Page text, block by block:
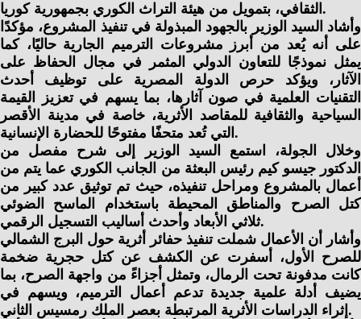
الثقافي، بتمويل من هيئة التراث الكوري بجمهورية كوريا.
وأشاد السيد الوزير بالجهود المبذولة في تنفيذ المشروع، مؤكدًا
على أنه يُعد من أبرز مشروعات الترميم الجارية حاليًا، كما
يمثل نموذجًا للتعاون الدولي المثمر في مجال الحفاظ على
الآثار، ويؤكد حرص الدولة المصرية على توظيف أحدث
التقنيات العلمية في صون آثارها، بما يسهم في تعزيز القيمة
السياحية والثقافية للمقاصد الأثرية، خاصة في مدينة الأقصر
التي تُعد متحفًا مفتوحًا للحضارة الإنسانية.
وخلال الجولة، استمع السيد الوزير إلى شرح مفصل من
الدكتور جيسو كيم رئيس البعثة من الجانب الكوري عما يتم من
أعمال بالمشروع ومراحل تنفيذه، حيث تم توثيق عدد كبير من
كتل الصرح والمناطق المحيطة باستخدام الماسح الضوئي
ثلاثي الأبعاد وأحدث أساليب التسجيل الرقمي.
وأشار أن الأعمال شملت تنفيذ حفائر أثرية حول البرج الشمالي
للصرح الأول، أسفرت عن الكشف عن كتل حجرية ضخمة
كانت مدفونة تحت الرمال، وتمثل أجزاءً من واجهة الصرح، بما
يضيف أدلة علمية جديدة تدعم أعمال الترميم، ويسهم في
إثراء الدراسات الأثرية المرتبطة بعصر الملك رمسيس الثاني.